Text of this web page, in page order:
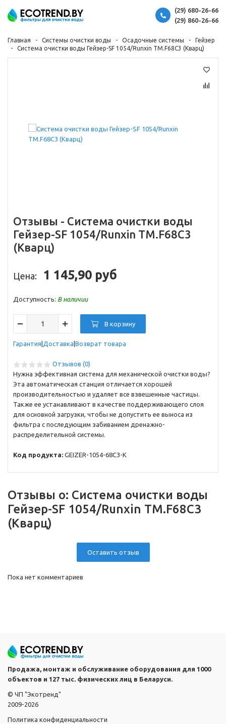
(29) 680-26-66
(29) 860-26-66
Главная Системы очистки воды Осадочные системы
Гейзер
Система очистки воды Гейзер-SF 1054/Runxin TM.F68C3 (Кварц)
Отзывы - Система очистки воды
Гейзер-SF 1054/Runxin TM.F68C3
(Кварц)
Цена: 1 145,90 руб
Доступность: В наличии
В корзину
Гарантия Доставка Возврат товара
Отзывов (0)
Нужна эффективная система для механической очистки воды?
Эта автоматическая станция отличается хорошей
производительностью и удаляет все взвешенные частицы.
Также ее устанавливают в качестве поддерживающего слоя
для основной загрузки, чтобы не допустить ее выноса из
фильтра с последующим забиванием дренажно-
распределительной системы.
Код продукта: GEIZER-1054-68C3-K
Отзывы о: Система очистки воды
Гейзер-SF 1054/Runxin TM.F68C3
(Кварц)
Оставить отзыв
Пока нет комментариев
Продажа, монтаж и обслуживание оборудования для 1000
объектов и 127 тыс. физических лиц в Беларуси.
© ЧП "Экотренд"
2009-2026
Политика конфиденциальности